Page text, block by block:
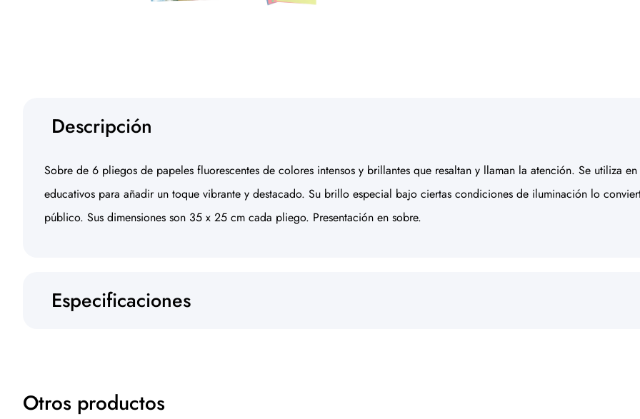
Descripción
Sobre de 6 pliegos de papeles fluorescentes de colores intensos y brillantes que resaltan y llaman la atención. Se utiliza
educativos para añadir un toque vibrante y destacado. Su brillo especial bajo ciertas condiciones de iluminación lo
público. Sus dimensiones son 35 x 25 cm cada pliego. Presentación en sobre.
Especificaciones
Otros productos